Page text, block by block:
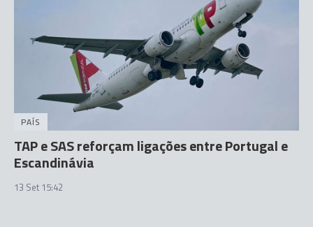
PAÍS
TAP e SAS reforçam ligações entre Portugal e
Escandinávia
13 Set 15:42